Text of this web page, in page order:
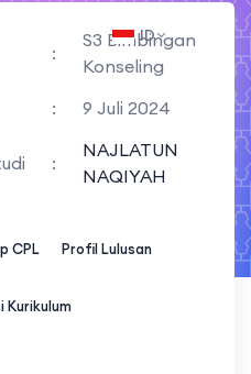
:
S3 Bimbingan
Konseling
: 9 Juli 2024
:
NAJLATUN
NAQIYAH
ID
CPL Profil Lulusan
Kurikulum